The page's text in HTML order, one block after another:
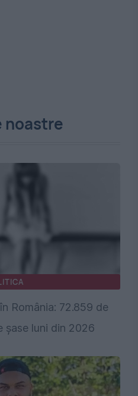
noastre
România: 72.859 de
șase luni din 2026